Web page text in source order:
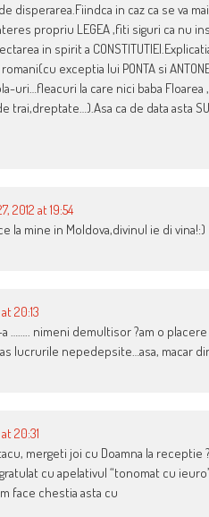
disperarea.Fiindca in caz ca se
propriu LEGEA ,fiti siguri ca nu
in spirit a
exceptia lui PONTA si
uri…fleacuri la care nici baba
trai,dreptate…).Asa ca de data asta
2012 at 19:54
la mine in Moldova,divinul ie di vina!:)
20:13
…….. nimeni demultisor ?am o
lucrurile nepedepsite…asa, macar
20:31
mergeti joi cu Doamna la receptie ?
cu apelativul “tonomat cu
face chestia asta cu